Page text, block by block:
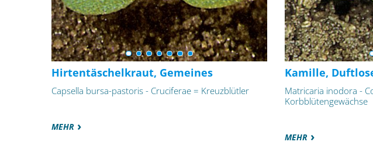
Hirtentäschelkraut, Gemeines
Capsella bursa-pastoris - Cruciferae = Kreuzblütler
MEHR
Kamille,
Matricaria inodora -
Korbblütengewächse
MEHR